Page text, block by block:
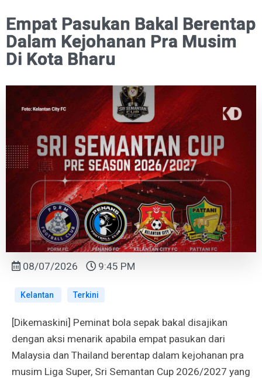
Empat Pasukan Bakal Berentap
Dalam Kejohanan Pra Musim
Di Kota Bharu
08/07/2026 9:45 PM
Kelantan Terkini
[Dikemaskini] Peminat bola sepak bakal disajikan
dengan aksi menarik apabila empat pasukan dari
Malaysia dan Thailand berentap dalam kejohanan pra
musim Liga Super, Sri Semantan Cup 2026/2027 yang